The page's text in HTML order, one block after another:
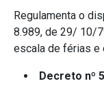
Regulamenta o
8.989, de 29/ 10/
escala de férias e
Decreto nº